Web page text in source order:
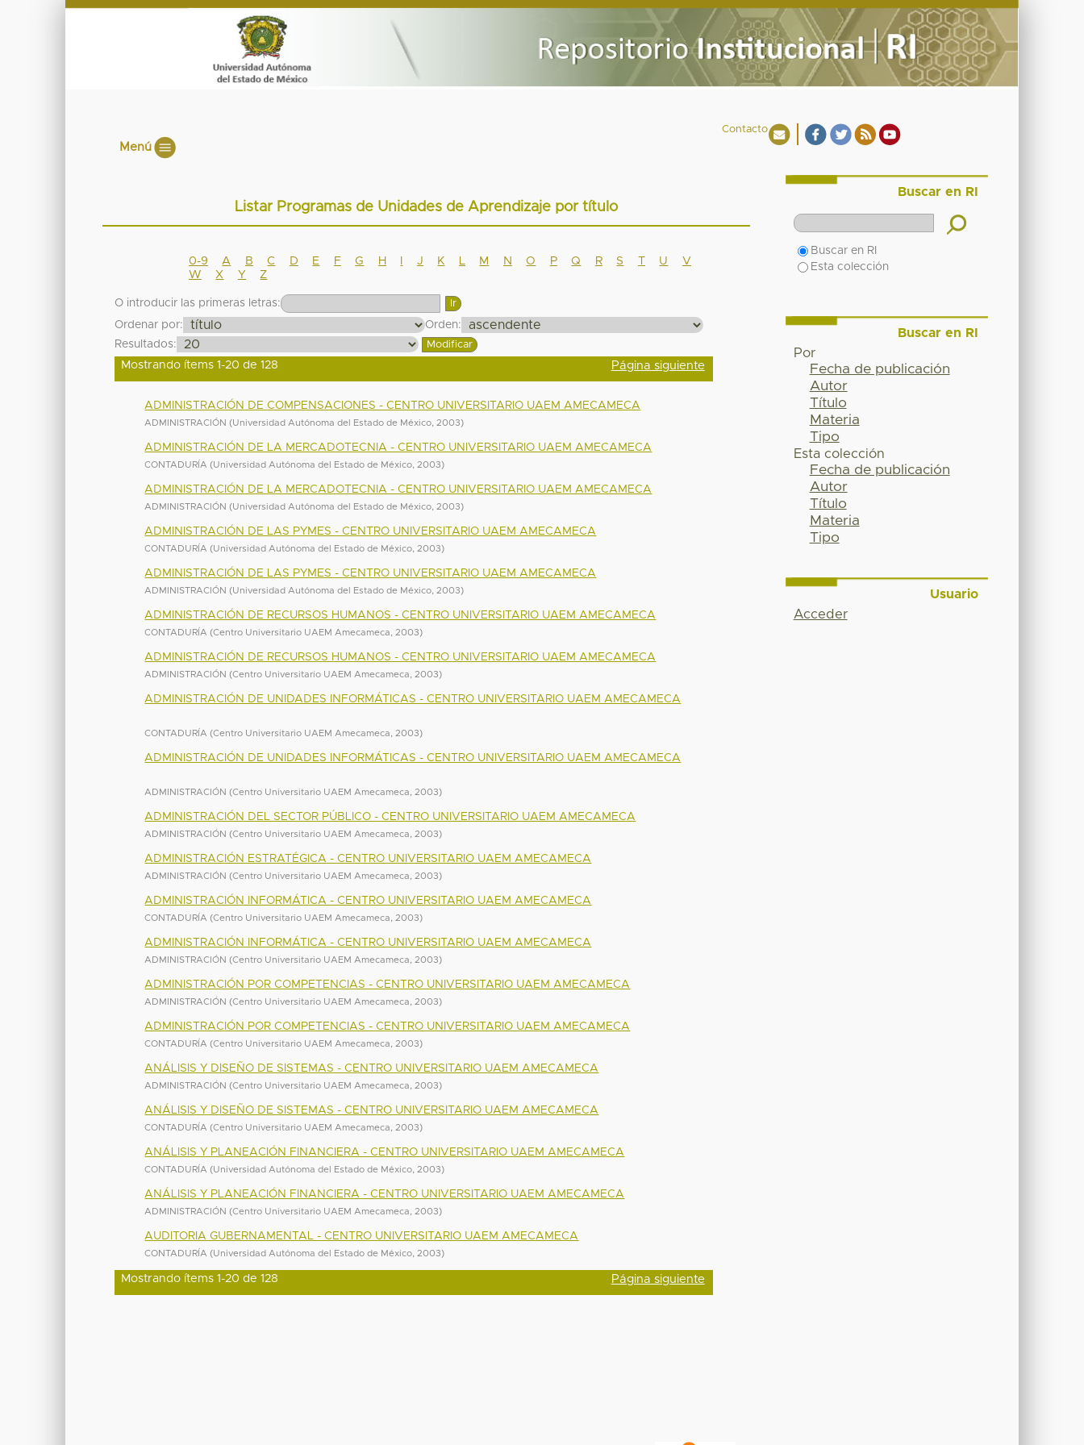
Contacto
Menú
Listar Programas de Unidades de Aprendizaje por título
0-9 A B C D E F G H J K M N O P Q R S T U
V
W
X Y Z
O introducir las primeras letras:
Ordenar por:
Orden:
Resultados:
Mostrando ítems 1-20 de 128
Página siguiente
ADMINISTRACIÓN DE COMPENSACIONES - CENTRO UNIVERSITARIO UAEM AMECAMECA
ADMINISTRACIÓN (Universidad Autónoma del Estado de México 2003)
ADMINISTRACIÓN DE LA MERCADOTECNIA - CENTRO UNIVERSITARIO UAEM AMECAMECA
CONTADURÍA (Universidad Autónoma del Estado de México 2003)
ADMINISTRACIÓN DE LA MERCADOTECNIA - CENTRO UNIVERSITARIO UAEM AMECAMECA
ADMINISTRACIÓN (Universidad Autónoma del Estado de México 2003)
ADMINISTRACIÓN DE LAS PYMES - CENTRO UNIVERSITARIO UAEM AMECAMECA
CONTADURÍA (Universidad Autónoma del Estado de México 2003)
ADMINISTRACIÓN DE LAS PYMES - CENTRO UNIVERSITARIO UAEM AMECAMECA
ADMINISTRACIÓN (Universidad Autónoma del Estado de México 2003)
ADMINISTRACIÓN DE RECURSOS HUMANOS - CENTRO UNIVERSITARIO UAEM AMECAMECA
CONTADURÍA (Centro Universitario UAEM Amecameca 2003)
ADMINISTRACIÓN DE RECURSOS HUMANOS - CENTRO UNIVERSITARIO UAEM AMECAMECA
ADMINISTRACIÓN (Centro Universitario UAEM Amecameca 2003)
ADMINISTRACIÓN DE UNIDADES INFORMÁTICAS - CENTRO UNIVERSITARIO UAEM AMECAMECA
CONTADURÍA (Centro Universitario UAEM Amecameca 2003)
ADMINISTRACIÓN DE UNIDADES INFORMÁTICAS - CENTRO UNIVERSITARIO UAEM AMECAMECA
ADMINISTRACIÓN (Centro Universitario UAEM Amecameca 2003)
ADMINISTRACIÓN DEL SECTOR PÚBLICO - CENTRO UNIVERSITARIO UAEM AMECAMECA
ADMINISTRACIÓN (Centro Universitario UAEM Amecameca 2003)
ADMINISTRACIÓN ESTRATÉGICA - CENTRO UNIVERSITARIO UAEM AMECAMECA
ADMINISTRACIÓN (Centro Universitario UAEM Amecameca 2003)
ADMINISTRACIÓN INFORMÁTICA - CENTRO UNIVERSITARIO UAEM AMECAMECA
CONTADURÍA (Centro Universitario UAEM Amecameca 2003)
ADMINISTRACIÓN INFORMÁTICA - CENTRO UNIVERSITARIO UAEM AMECAMECA
ADMINISTRACIÓN (Centro Universitario UAEM Amecameca 2003)
ADMINISTRACIÓN POR COMPETENCIAS - CENTRO UNIVERSITARIO UAEM AMECAMECA
ADMINISTRACIÓN (Centro Universitario UAEM Amecameca 2003)
ADMINISTRACIÓN POR COMPETENCIAS - CENTRO UNIVERSITARIO UAEM AMECAMECA
CONTADURÍA (Centro Universitario UAEM Amecameca 2003)
ANÁLISIS Y DISEÑO DE SISTEMAS - CENTRO UNIVERSITARIO UAEM AMECAMECA
ADMINISTRACIÓN (Centro Universitario UAEM Amecameca 2003)
ANÁLISIS Y DISEÑO DE SISTEMAS - CENTRO UNIVERSITARIO UAEM AMECAMECA
CONTADURÍA (Centro Universitario UAEM Amecameca 2003)
ANÁLISIS Y PLANEACIÓN FINANCIERA - CENTRO UNIVERSITARIO UAEM AMECAMECA
CONTADURÍA (Universidad Autónoma del Estado de México 2003)
ANÁLISIS Y PLANEACIÓN FINANCIERA - CENTRO UNIVERSITARIO UAEM AMECAMECA
ADMINISTRACIÓN (Centro Universitario UAEM Amecameca 2003)
AUDITORIA GUBERNAMENTAL - CENTRO UNIVERSITARIO UAEM AMECAMECA
CONTADURÍA (Universidad Autónoma del Estado de México 2003)
Mostrando ítems 1-20 de 128 Página siguiente
Buscar en RI
Buscar en RI
Esta colección
Buscar en RI
Por
Fecha de publicación
Autor
Título
Materia
Tipo
Esta colección
Fecha de publicación
Autor
Título
Materia
Tipo
Usuario
Acceder